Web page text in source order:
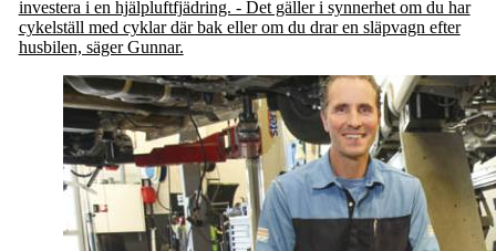
investera i en hjälpluftfjädring. - Det gäller i synnerhet om du har
cykelställ med cyklar där bak eller om du drar en släpvagn efter
husbilen, säger Gunnar.